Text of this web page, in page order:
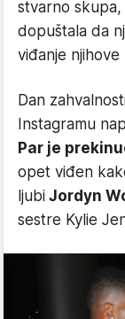
stvarno
dopuštala da
viđanje
Dan
Instagramu
Par je
opet viđen
ljubi Jordyn
sestre Kylie